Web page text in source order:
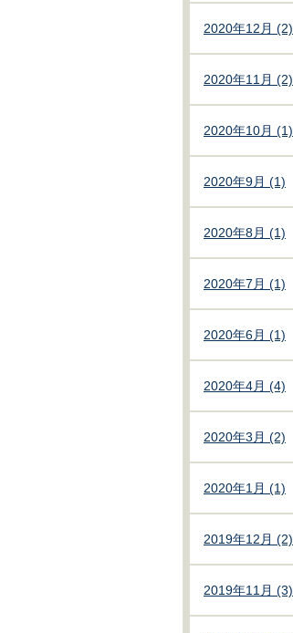
2020年12月 (2)
2020年11月 (2)
2020年10月 (1)
2020年9月 (1)
2020年8月 (1)
2020年7月 (1)
2020年6月 (1)
2020年4月 (4)
2020年3月 (2)
2020年1月 (1)
2019年12月 (2)
2019年11月 (3)